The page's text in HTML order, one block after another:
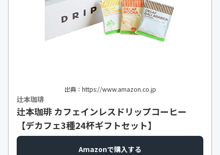
出典：https://www.amazon.co.jp
辻本珈琲
辻本珈琲 カフェインレスドリップコーヒー
【デカフェ3種24杯ギフトセット】
Amazonで購入する